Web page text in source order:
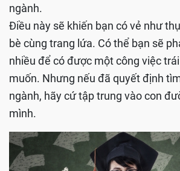
ngành.
Điều này sẽ khiến bạn có vẻ như
bè cùng trang lứa. Có thể bạn sẽ
nhiều để có được một công việc
muốn. Nhưng nếu đã quyết định
ngành, hãy cứ tập trung vào con
mình.